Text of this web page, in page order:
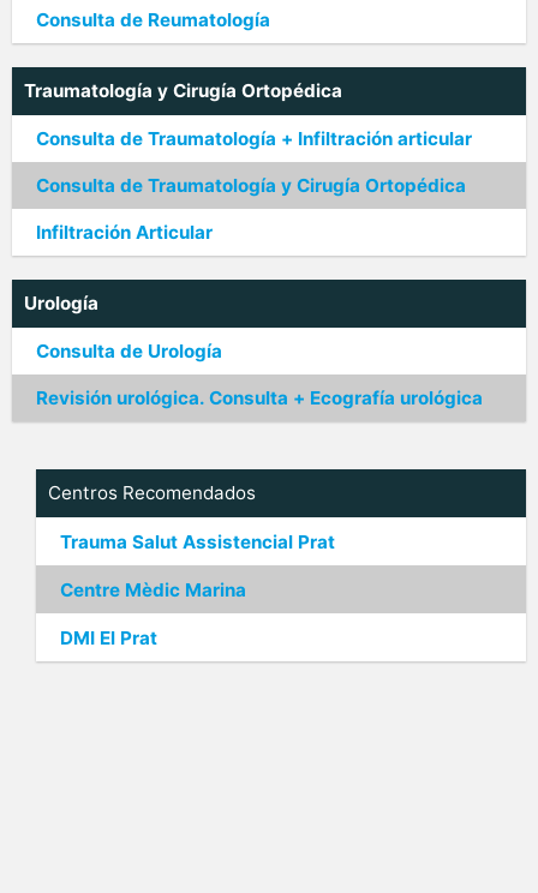
Consulta de Reumatología
Traumatología y Cirugía Ortopédica
Consulta de Traumatología + Infiltración articular
Consulta de Traumatología y Cirugía Ortopédica
Infiltración Articular
Urología
Consulta de Urología
Revisión urológica. Consulta + Ecografía urológica
Centros Recomendados
Trauma Salut Assistencial Prat
Centre Mèdic Marina
DMI El Prat